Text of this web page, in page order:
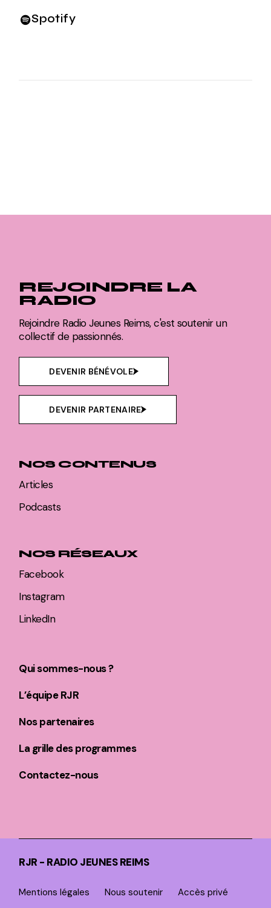
Spotify
REJOINDRE LA
RADIO
Rejoindre Radio Jeunes Reims, c'est soutenir un
collectif de passionnés.
DEVENIR BÉNÉVOLE
DEVENIR PARTENAIRE
NOS CONTENUS
Articles
Podcasts
NOS RÉSEAUX
Facebook
Instagram
LinkedIn
Qui sommes-nous ?
L’équipe RJR
Nos partenaires
La grille des programmes
Contactez-nous
RJR - RADIO JEUNES REIMS
Mentions légales Nous soutenir Accès privé